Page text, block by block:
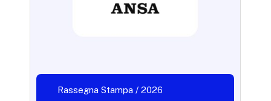
Rassegna Stampa / 2026